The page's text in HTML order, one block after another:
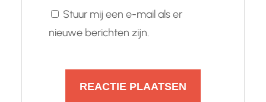
Stuur mij een e-mail als er
nieuwe berichten zijn.